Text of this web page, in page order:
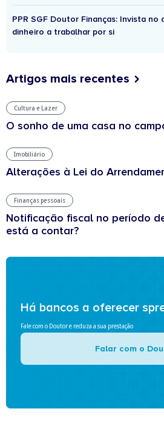
PPR SGF Doutor Finanças: Invista no
dinheiro a trabalhar por si
Artigos mais recentes
Cultura e Lazer
O sonho de uma casa no
Imobiliário
Alterações à Lei do
Finanças pessoais
Notificação fiscal no período
está a contar?
Há bancos a oferecer
Fale com o Doutor e reduza a sua prestação
Falar com o